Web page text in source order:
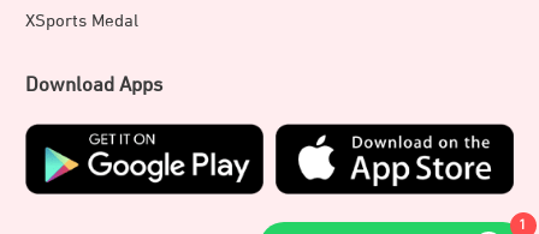
XSports Medal
Download Apps
1